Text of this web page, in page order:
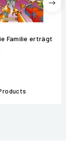
Familie erträgt